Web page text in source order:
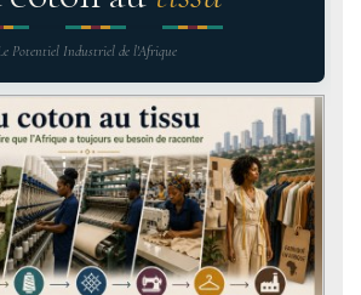
Potentiel Industriel de l'Afrique